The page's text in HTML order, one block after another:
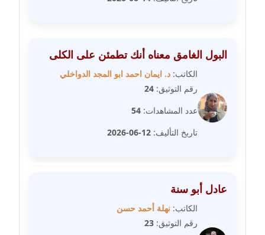
مدونة طلبة رضوان
مدونة طه ابوزيد
عاملة
مدونة طه عبد الوهاب
عاملة
مدونة عاصم عرابي
عاملة
مدونة عبد الرحمن محمد
البول الغامق معناه أنك تطمئن على الكلى
الكاتب: د. ايمان احمد ابو المجد الدواخلي
رقم التوثيق: 24
عدد المشاهدات: 54
تاريخ التأليف: 12-06-2026
عادل أبو سنة
الكاتب: نهلة أحمد حسن
رقم التوثيق: 23